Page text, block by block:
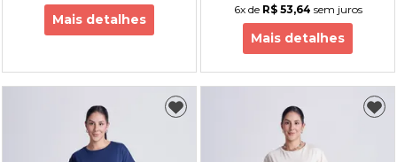
Mais detalhes
6xde R$ 53,64 sem juros
Mais detalhes